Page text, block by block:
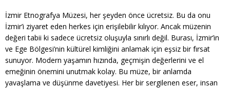
İzmir Etnografya Müzesi, her şeyden önce ücretsiz. Bu da onu
İzmir’i ziyaret eden herkes için erişilebilir kılıyor. Ancak müzenin
değeri tabii ki sadece ücretsiz oluşuyla sınırlı değil. Burası, İzmir’in
ve Ege Bölgesi’nin kültürel kimliğini anlamak için eşsiz bir fırsat
sunuyor. Modern yaşamın hızında, geçmişin değerlerini ve el
emeğinin önemini unutmak kolay. Bu müze, bir anlamda
yavaşlama ve düşünme davetiyesi. Her bir sergilenen eser, insan